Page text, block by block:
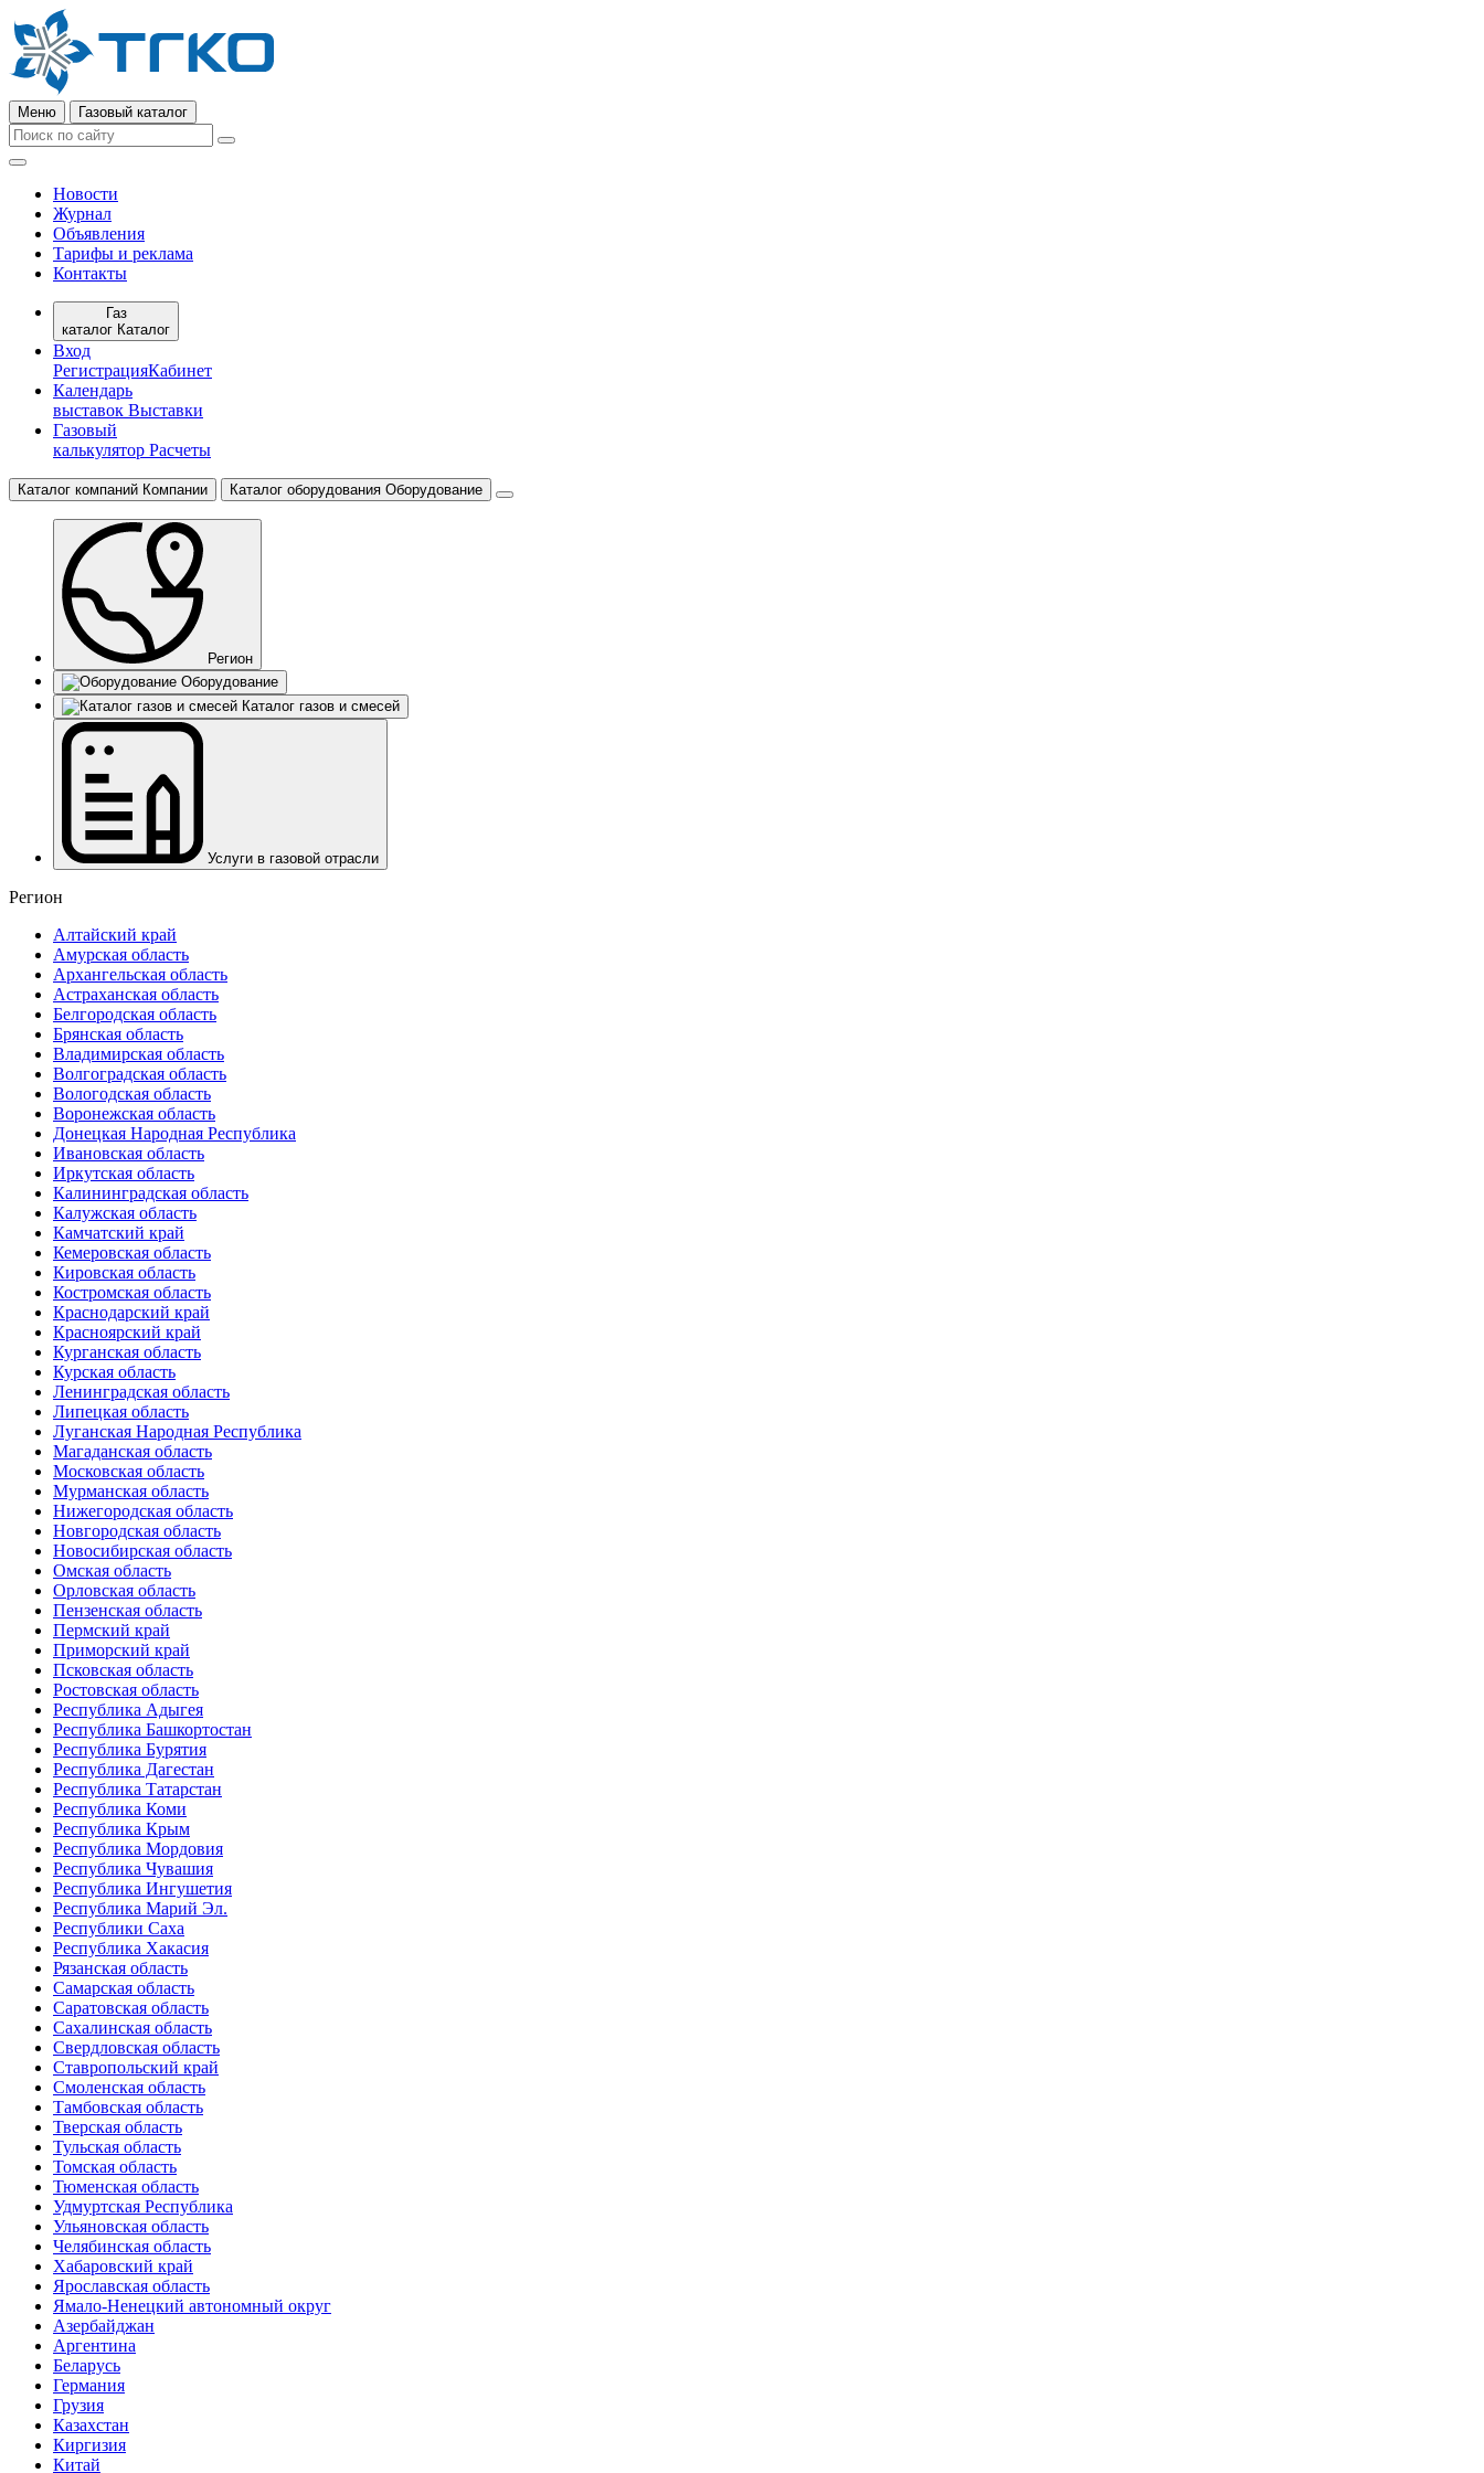
Меню Газовый каталог
Новости
Журнал
Объявления
Тарифы и реклама
Контакты
Газ
каталог Каталог
Вход
РегистрацияКабинет
Календарь
выставок Выставки
Газовый
калькулятор Расчеты
Каталог компаний Компании Каталог оборудования Оборудование
Регион
Оборудование
Каталог газов и смесей
Услуги в газовой отрасли
Регион
Алтайский край
Амурская область
Архангельская область
Астраханская область
Белгородская область
Брянская область
Владимирская область
Волгоградская область
Вологодская область
Воронежская область
Донецкая Народная Республика
Ивановская область
Иркутская область
Калининградская область
Калужская область
Камчатский край
Кемеровская область
Кировская область
Костромская область
Краснодарский край
Красноярский край
Курганская область
Курская область
Ленинградская область
Липецкая область
Луганская Народная Республика
Магаданская область
Московская область
Мурманская область
Нижегородская область
Новгородская область
Новосибирская область
Омская область
Орловская область
Пензенская область
Пермский край
Приморский край
Псковская область
Ростовская область
Республика Адыгея
Республика Башкортостан
Республика Бурятия
Республика Дагестан
Республика Татарстан
Республика Коми
Республика Крым
Республика Мордовия
Республика Чувашия
Республика Ингушетия
Республика Марий Эл.
Республики Саха
Республика Хакасия
Рязанская область
Самарская область
Саратовская область
Сахалинская область
Свердловская область
Ставропольский край
Смоленская область
Тамбовская область
Тверская область
Тульская область
Томская область
Тюменская область
Удмуртская Республика
Ульяновская область
Челябинская область
Хабаровский край
Ярославская область
Ямало-Ненецкий автономный округ
Азербайджан
Аргентина
Беларусь
Германия
Грузия
Казахстан
Киргизия
Китай